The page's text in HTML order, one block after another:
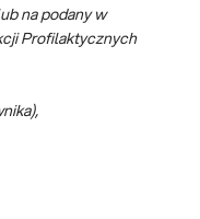
na podany w
Profilaktycznych